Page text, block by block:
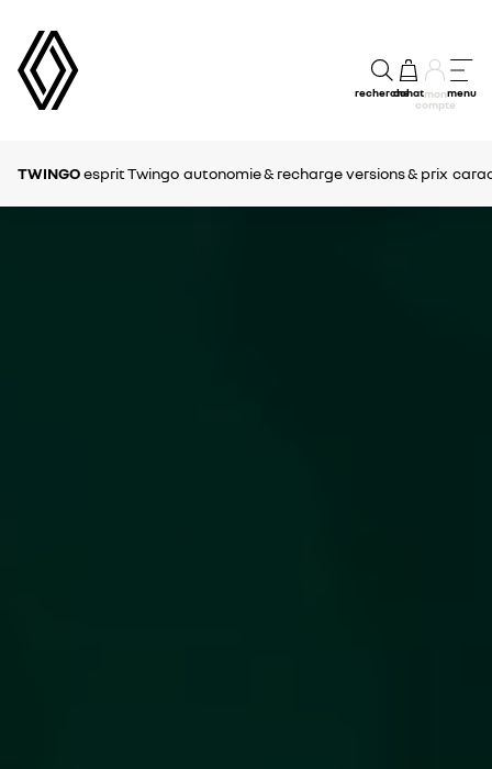
rechercheachatmon
compte
menu
TWINGOesprit Twingo autonomie & recharge versions & prix